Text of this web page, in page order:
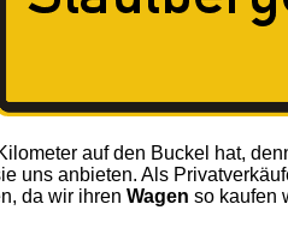
auf den Buckel hat,
uns anbieten. Als
da wir ihren Wagen so kaufen